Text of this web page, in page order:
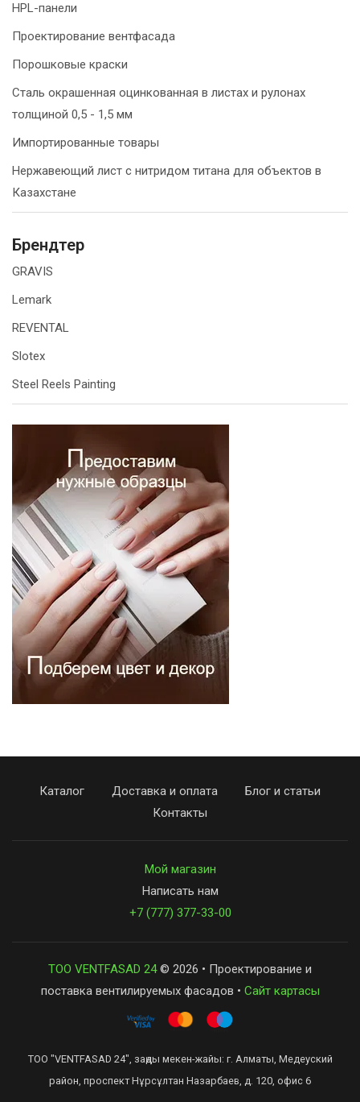
HPL-панели
Проектирование вентфасада
Порошковые краски
Сталь окрашенная оцинкованная в листах и рулонах
толщиной 0,5 - 1,5 мм
Импортированные товары
Нержавеющий лист с нитридом титана для объектов в
Казахстане
Брендтер
GRAVIS
Lemark
REVENTAL
Slotex
Steel Reels Painting
Каталог Доставка и оплата
Блог и статьи
Контакты
Мой магазин
Написать нам
+7 (777) 377-33-00
ТОО VENTFASAD 24© 2026 • Проектирование и
поставка вентилируемых фасадов • Сайт картасы
ТОО "VENTFASAD 24", заңды мекен-жайы: г. Алматы, Медеуский
район, проспект Нұрсұлтан Назарбаев, д. 120, офис 6